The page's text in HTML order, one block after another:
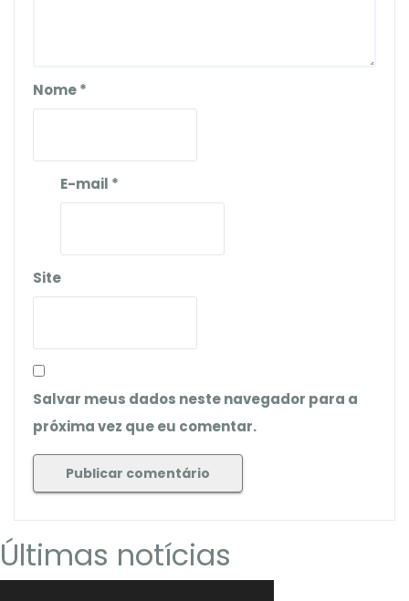
Nome*
E-mail *
Site
Salvar meus dados neste navegador para a
próxima vez que eu comentar.
Últimas notícias